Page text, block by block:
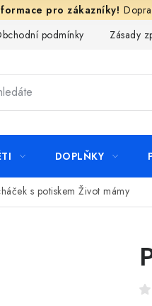
podmínky Zásady
DOPLŇKY
s potiskem Život mámy